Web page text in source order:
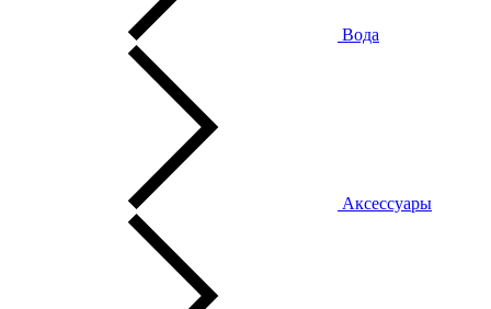
Вода
Аксессуары